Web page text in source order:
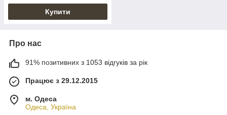
Купити
Про нас
91% позитивних з 1053 відгуків за рік
Працює з 29.12.2015
м. Одеса
Одеса, Україна